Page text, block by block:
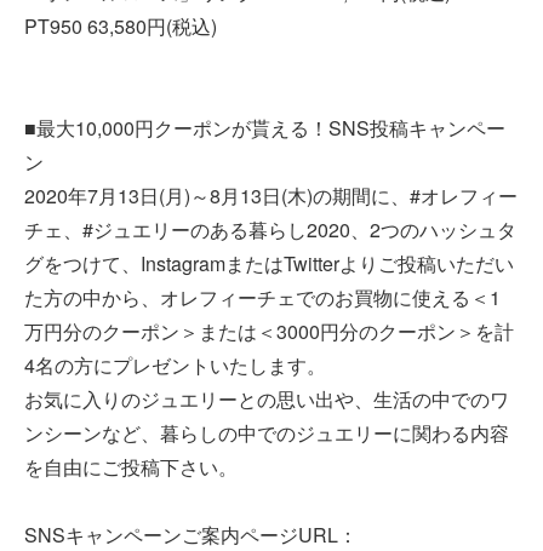
PT950 63,580円(税込)
■最大10,000円クーポンが貰える！SNS投稿キャンペー
ン
2020年7月13日(月)～8月13日(木)の期間に、#オレフィー
チェ、#ジュエリーのある暮らし2020、2つのハッシュタ
グをつけて、InstagramまたはTwitterよりご投稿いただい
た方の中から、オレフィーチェでのお買物に使える＜1
万円分のクーポン＞または＜3000円分のクーポン＞を計
4名の方にプレゼントいたします。
お気に入りのジュエリーとの思い出や、生活の中でのワ
ンシーンなど、暮らしの中でのジュエリーに関わる内容
を自由にご投稿下さい。
SNSキャンペーンご案内ページURL：